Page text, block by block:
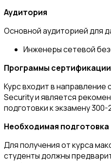
Аудитория
Основной аудиторией для
Инженеры сетевой
Программы сертификации
Курс входит в направление
Security и является
подготовки к экзамену 300-
Необходимая подготовка
Для получения от курса
студенты должны